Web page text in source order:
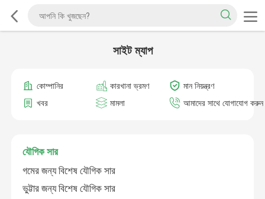
সাইট ম্যাপ
কোম্পানির কারখানা ভ্রমণ
মান নিয়ন্ত্রণ
খবর
মামলা আমাদের সাথে যোগাযোগ করুন
যৌগিক সার
গমের জন্য বিশেষ যৌগিক সার
ভুট্টার জন্য বিশেষ যৌগিক সার